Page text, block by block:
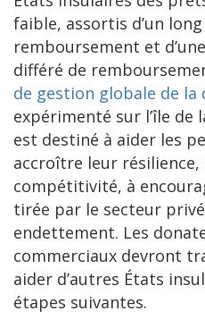
faible, assortis d’un
remboursement et
différé de
de gestion globale de la
expérimenté sur l’île de
est destiné à aider les
accroître leur
compétitivité, à
tirée par le secteur
endettement. Les
commerciaux devront
aider d’autres États
étapes suivantes.